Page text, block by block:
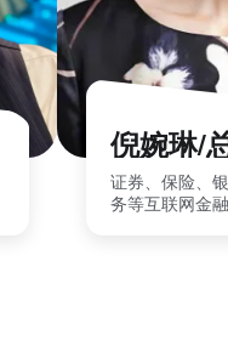
倪婉琳/
证券、保险、
务等互联网金